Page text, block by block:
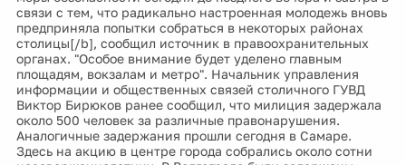
связи с тем, что радикально настроенная молодежь вновь
предприняла попытки собраться в некоторых районах
столицы[/b], сообщил источник в правоохранительных
органах. "Особое внимание будет уделено главным
площадям, вокзалам и метро". Начальник управления
информации и общественных связей столичного ГУВД
Виктор Бирюков ранее сообщил, что милиция задержала
около 500 человек за различные правонарушения.
Аналогичные задержания прошли сегодня в Самаре.
Здесь на акцию в центре города собрались около сотни